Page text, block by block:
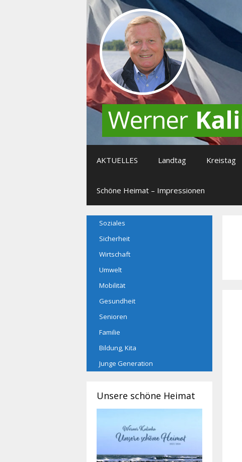
AKTUELLES Landtag Kreistag
Schöne Heimat – Impressionen
Soziales
Sicherheit
Wirtschaft
Umwelt
Mobilität
Gesundheit
Senioren
Familie
Bildung, Kita
Junge Generation
Unsere schöne Heimat